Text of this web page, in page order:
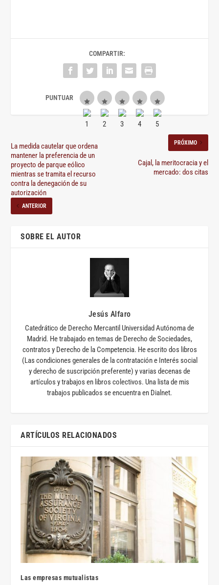
COMPARTIR:
La medida cautelar que ordena
mantener la preferencia de un
proyecto de parque eólico
mientras se tramita el recurso
contra la denegación de su
autorización
ANTERIOR
PRÓXIMO
Cajal, la meritocracia y el
mercado: dos citas
SOBRE EL AUTOR
Jesús Alfaro
Catedrático de Derecho Mercantil Universidad Autónoma de
Madrid. He trabajado en temas de Derecho de Sociedades,
contratos y Derecho de la Competencia. He escrito dos libros
(Las condiciones generales de la contratación e Interés social
y derecho de suscripción preferente) y varias decenas de
artículos y trabajos en libros colectivos. Una lista de mis
trabajos publicados se encuentra en Dialnet.
ARTÍCULOS RELACIONADOS
Las empresas mutualistas